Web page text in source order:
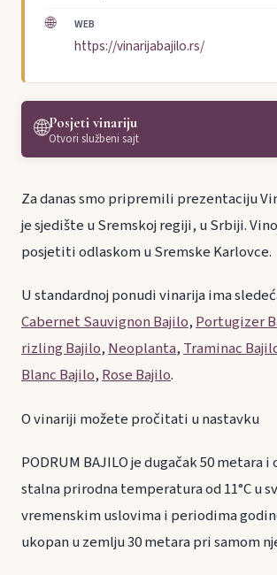
🌐 WEB
https://vinarijabajilo.rs/
🌐Posjeti vinariju
Otvori službeni sajt
Za danas smo pripremili prezentaciju
je sjedište u Sremskoj regiji, u Srbiji.
posjetiti odlaskom u Sremske Karlovce.
U standardnoj ponudi vinarija ima
Cabernet Sauvignon Bajilo,Portugizer
rizling Bajilo,Neoplanta,Traminac
Blanc Bajilo,Rose Bajilo.
O vinariji možete pročitati u nastavku
PODRUM BAJILO je dugačak 50 metara
stalna prirodna temperatura od 11°C u
vremenskim uslovima i periodima
ukopan u zemlju 30 metara pri samom